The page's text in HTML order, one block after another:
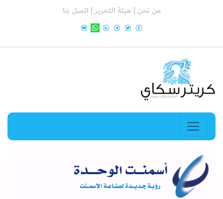
من نحن | هيئة التحرير | اتصل بنا